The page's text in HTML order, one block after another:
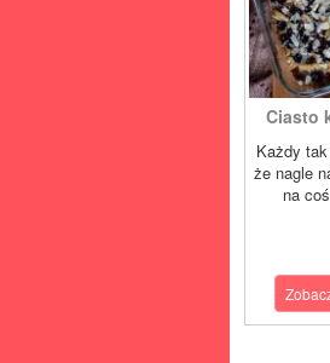
Ciasto
Każdy
że nagle
na